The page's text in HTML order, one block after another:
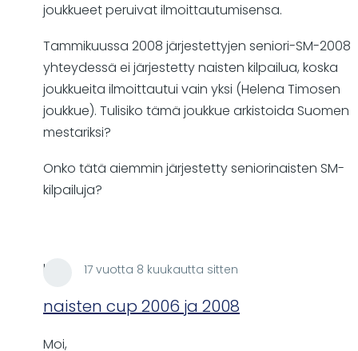
joukkueet peruivat ilmoittautumisensa.
Tammikuussa 2008 järjestettyjen seniori-SM-2008
yhteydessä ei järjestetty naisten kilpailua, koska
joukkueita ilmoittautui vain yksi (Helena Timosen
joukkue). Tulisiko tämä joukkue arkistoida Suomen
mestariksi?
Onko tätä aiemmin järjestetty seniorinaisten SM-
kilpailuja?
lare 17 vuotta 8 kuukautta sitten
reply
naisten cup 2006 ja 2008
Moi,